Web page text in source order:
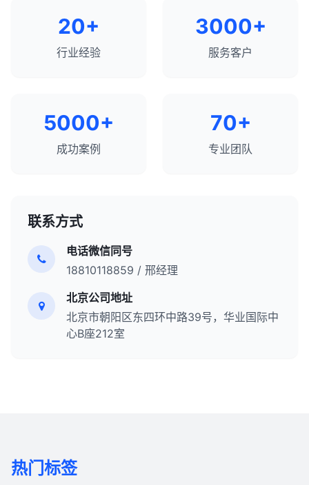
20+
行业经验
3000+
服务客户
5000+
成功案例
70+
专业团队
联系方式
电话微信同号
18810118859 / 邢经理
北京公司地址
北京市朝阳区东四环中路39号，华业国际中
心B座212室
热门标签